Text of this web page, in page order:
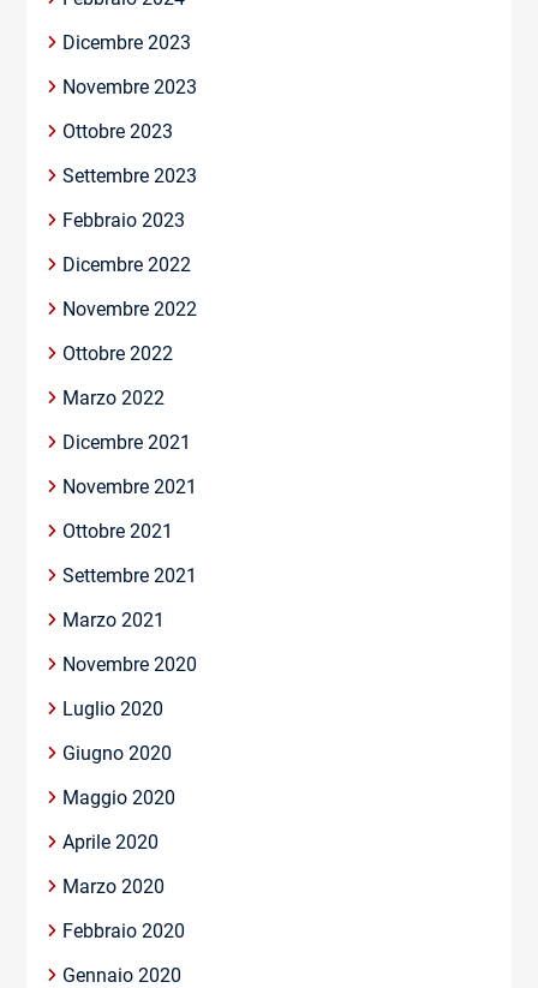
Dicembre 2023
Novembre 2023
Ottobre 2023
Settembre 2023
Febbraio 2023
Dicembre 2022
Novembre 2022
Ottobre 2022
Marzo 2022
Dicembre 2021
Novembre 2021
Ottobre 2021
Settembre 2021
Marzo 2021
Novembre 2020
Luglio 2020
Giugno 2020
Maggio 2020
Aprile 2020
Marzo 2020
Febbraio 2020
Gennaio 2020